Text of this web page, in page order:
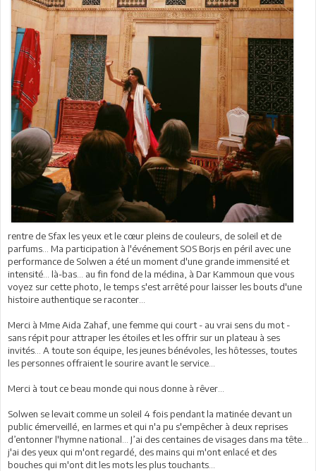
rentre de Sfax les yeux et le cœur pleins de couleurs, de soleil et de
parfums... Ma participation à l'événement SOS Borjs en péril avec une
performance de Solwen a été un moment d'une grande immensité et
intensité... là-bas... au fin fond de la médina, à Dar Kammoun que vous
voyez sur cette photo, le temps s'est arrêté pour laisser les bouts d'une
histoire authentique se raconter...
Merci à Mme Aida Zahaf, une femme qui court - au vrai sens du mot -
sans répit pour attraper les étoiles et les offrir sur un plateau à ses
invités... A toute son équipe, les jeunes bénévoles, les hôtesses, toutes
les personnes offraient le sourire avant le service...
Merci à tout ce beau monde qui nous donne à rêver...
Solwen se levait comme un soleil 4 fois pendant la matinée devant un
public émerveillé, en larmes et qui n'a pu s'empêcher à deux reprises
d’entonner l'hymne national... J’ai des centaines de visages dans ma tête...
j'ai des yeux qui m'ont regardé, des mains qui m'ont enlacé et des
bouches qui m'ont dit les mots les plus touchants...